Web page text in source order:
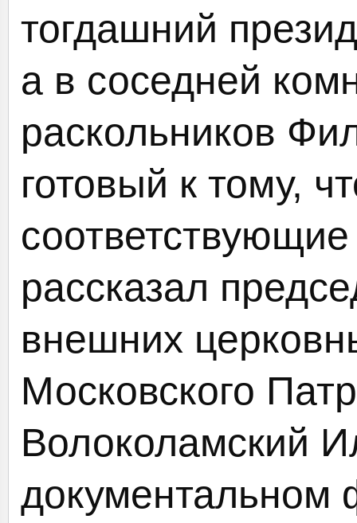
тогдашний
а в соседней
раскольников
готовый к тому,
рассказал
внешних
Московского
Волоколамский
документальном